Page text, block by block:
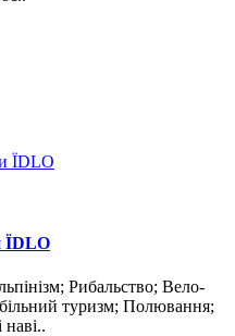
ЇDLO
Рибальство; Вело-
туризм; Полювання;
наві..